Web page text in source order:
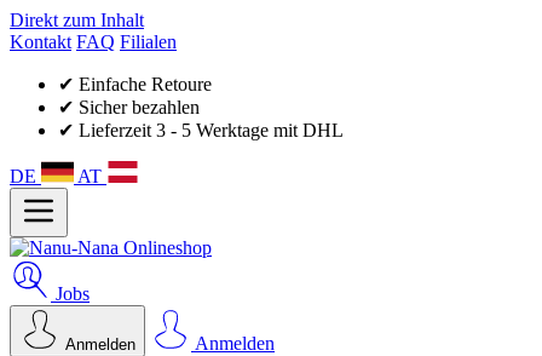
Direkt zum Inhalt
Kontakt FAQ Filialen
✔ Einfache Retoure
✔ Sicher bezahlen
✔ Lieferzeit 3 - 5 Werktage mit DHL
DE AT
Jobs
Anmelden
Anmelden